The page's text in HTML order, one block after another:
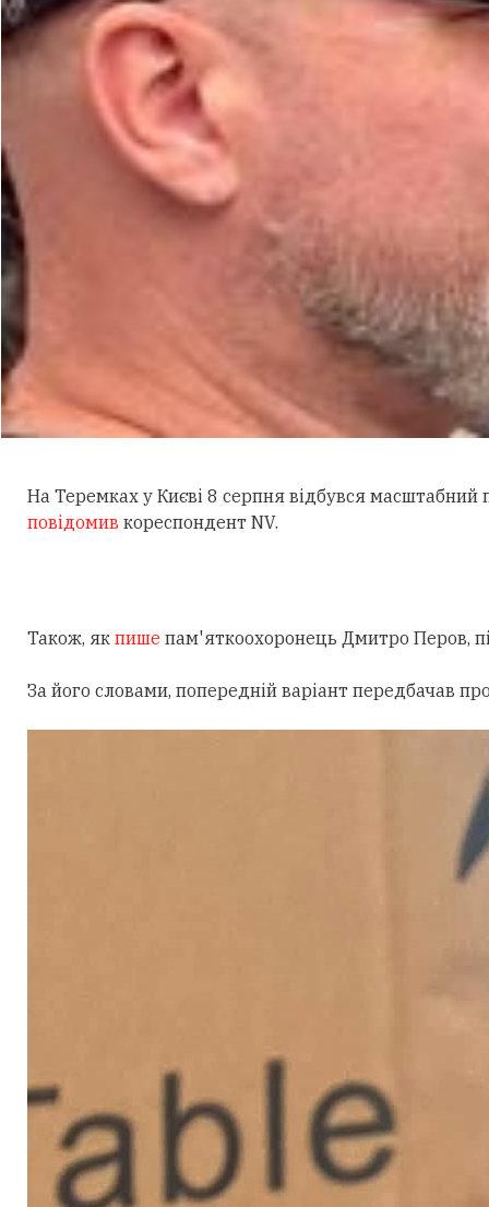
На Теремках у Києві 8 серпня відбувся масштабний
повідомив кореспондент NV.
Також, як пише пам'яткоохоронець Дмитро Перов,
За його словами, попередній варіант передбачав